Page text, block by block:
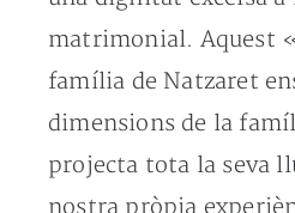
matrimonial. Aquest
família de Natzaret
dimensions de la
projecta tota la seva